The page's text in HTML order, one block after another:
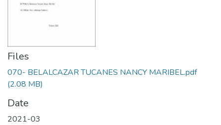
Files
070- BELALCAZAR TUCANES NANCY MARIBEL.pdf
(2.08 MB)
Date
2021-03